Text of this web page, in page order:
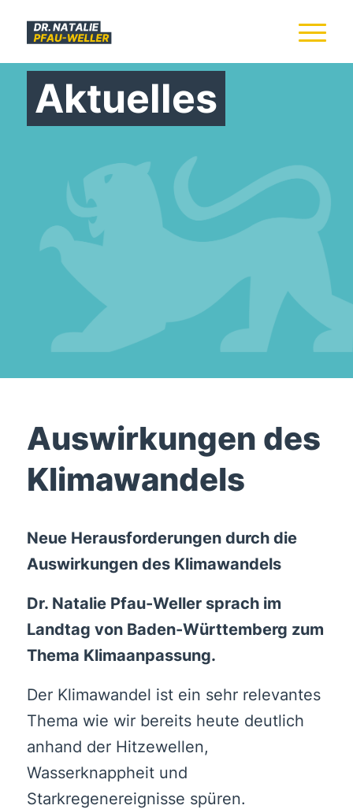
Aktuelles
Auswirkungen des
Klimawandels
Neue Herausforderungen durch die
Auswirkungen des Klimawandels
Dr. Natalie Pfau-Weller sprach im
Landtag von Baden-Württemberg zum
Thema Klimaanpassung.
Der Klimawandel ist ein sehr relevantes
Thema wie wir bereits heute deutlich
anhand der Hitzewellen,
Wasserknappheit und
Starkregenereignisse spüren.